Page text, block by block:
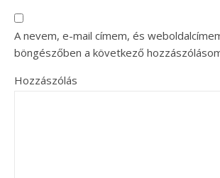
A nevem, e-mail címem, és
böngészőben a következő
Hozzászólás